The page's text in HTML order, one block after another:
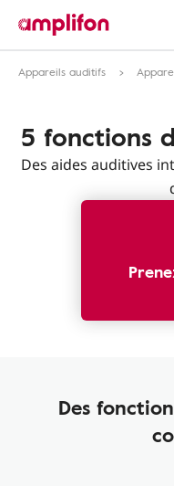
Appareils auditifs
5 fonctions
Des aides auditives
Des